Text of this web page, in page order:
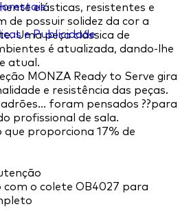
e Publicidade
elásticas, resistentes e
de possuir solidez da cor a
Uma peça clássica de
é atualizada, dando-lhe
atual.
MONZA Ready to Serve gira
e resistência das peças.
foram pensados ??para
profissional de sala.
que proporciona 17% de
com o colete OB4027 para